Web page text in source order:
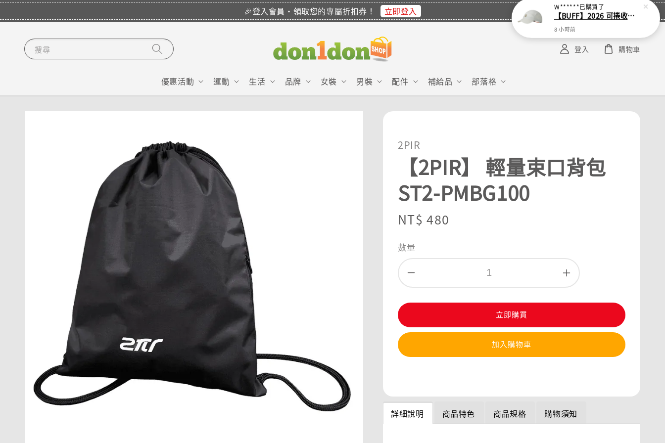
🎉登入會員・領取您的專屬折扣券！ 立即登入
搜尋
優惠活動 運動 生活 品牌 女裝 男裝 配件 補給品 部落格
登入 購物車
2PIR
【2PIR】 輕量束口背包
ST2-PMBG100
Regular
NT$ 480
數量
立即購買
加入購物車
詳細說明 商品特色 商品規格 購物須知
W******已購買了
【BUFF】2026 可捲收跑帽